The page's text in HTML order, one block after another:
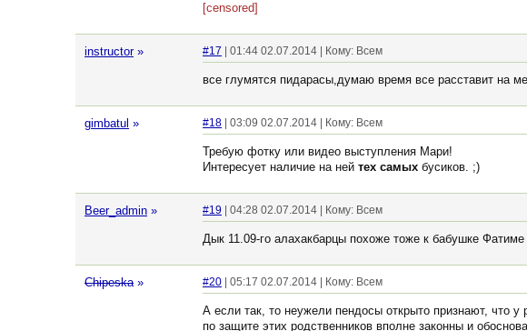
[censored]
instructor » #17 | 01:44 02.07.2014 | Кому: Всем
все глумятся пидарасы,думаю время все расставит на
gimbatul » #18 | 03:09 02.07.2014 | Кому: Всем
Требую фотку или видео выступления Мари!
Интересует наличие на ней тех самых бусиков. ;)
Beer_admin » #19 | 04:28 02.07.2014 | Кому: Всем
Дык 11.09-го алахакбарцы похоже тоже к бабушке
Chipeska » #20 | 05:17 02.07.2014 | Кому: Всем
А если так, то неужели пендосы открыто признают, что у
по защите этих родственников вполне законны и